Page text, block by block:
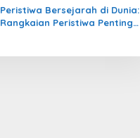
Peristiwa Bersejarah di Dunia:
Rangkaian Peristiwa Penting